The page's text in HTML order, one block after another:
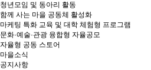
청년모임 및 동아리 활동
함께 사는 마을 공동체 활성화
마케팅 특화 교육 및 대학 체험형 프로그램
문화·예술·관광 융합형 자율공모
자율형 공동 스토어
마을소식
공지사항